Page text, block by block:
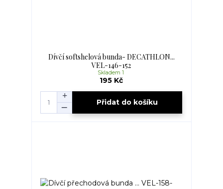
Dívčí softshelová bunda- DECATHLON...
VEL-146-152
195 Kč
Skladem 1
Přidat do košíku